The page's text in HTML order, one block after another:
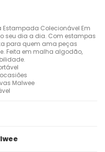
Colecionável Em
seu dia a dia. Com estampas
para quem ama peças
Feita em malha algodão,
Malwee